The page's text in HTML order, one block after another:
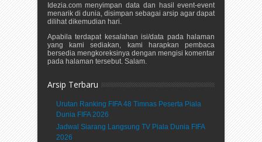
Idezia.com menyimpan data dan hasil event-event
menarik di dunia, disimpan sebagai arsip agar dapat
dilihat dikemudian hari.
Apabila terdapat kesalahan isi/data pada halaman
yang kami sediakan, kami harapkan pembaca
bersedia mengkoreksinya dengan mengisi komentar
pada halaman tersebut. Salam.
Arsip Terbaru
Urutan Ranking FIFA 48 Timnas Peserta Piala
Dunia FIFA 2026
Jadwal Siarang Langsung TV Piala Dunia FIFA
2026